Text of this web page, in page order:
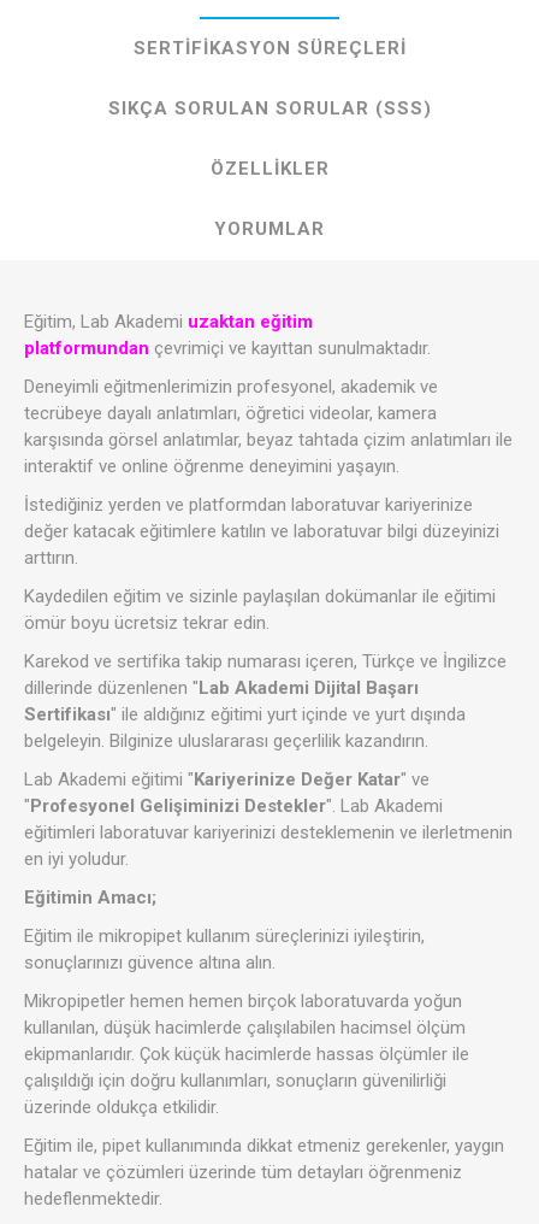
SERTIFIKASYON SÜREÇLERI
SIKÇA SORULAN SORULAR (SSS)
ÖZELLIKLER
YORUMLAR
Eğitim, Lab Akademi uzaktan eğitim
platformundan çevrimiçi ve kayıttan sunulmaktadır.
Deneyimli eğitmenlerimizin profesyonel, akademik ve
tecrübeye dayalı anlatımları, öğretici videolar, kamera
karşısında görsel anlatımlar, beyaz tahtada çizim anlatımları ile
interaktif ve online öğrenme deneyimini yaşayın.
İstediğiniz yerden ve platformdan laboratuvar kariyerinize
değer katacak eğitimlere katılın ve laboratuvar bilgi düzeyinizi
arttırın.
Kaydedilen eğitim ve sizinle paylaşılan dokümanlar ile eğitimi
ömür boyu ücretsiz tekrar edin.
Karekod ve sertifika takip numarası içeren, Türkçe ve İngilizce
dillerinde düzenlenen "Lab Akademi Dijital Başarı
Sertifikası" ile aldığınız eğitimi yurt içinde ve yurt dışında
belgeleyin. Bilginize uluslararası geçerlilik kazandırın.
Lab Akademi eğitimi "Kariyerinize Değer Katar" ve
"Profesyonel Gelişiminizi Destekler". Lab Akademi
eğitimleri laboratuvar kariyerinizi desteklemenin ve ilerletmenin
en iyi yoludur.
Eğitimin Amacı;
Eğitim ile mikropipet kullanım süreçlerinizi iyileştirin,
sonuçlarınızı güvence altına alın.
Mikropipetler hemen hemen birçok laboratuvarda yoğun
kullanılan, düşük hacimlerde çalışılabilen hacimsel ölçüm
ekipmanlarıdır. Çok küçük hacimlerde hassas ölçümler ile
çalışıldığı için doğru kullanımları, sonuçların güvenilirliği
üzerinde oldukça etkilidir.
Eğitim ile, pipet kullanımında dikkat etmeniz gerekenler, yaygın
hatalar ve çözümleri üzerinde tüm detayları öğrenmeniz
hedeflenmektedir.